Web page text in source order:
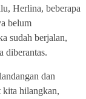
Herlina, beberapa
belum
sudah berjalan,
diberantas.
dan
kita hilangkan,